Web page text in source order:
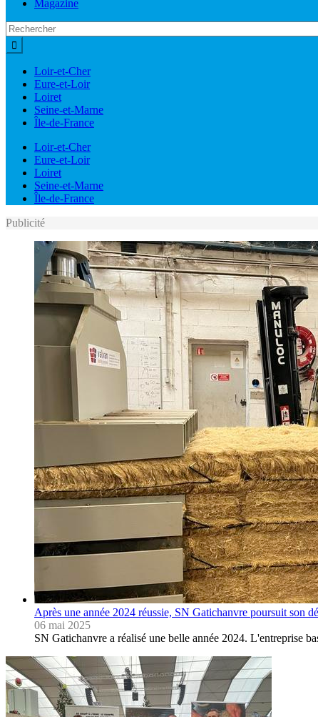
Magazine
Loir-et-Cher
Eure-et-Loir
Loiret
Seine-et-Marne
Île-de-France
Loir-et-Cher
Eure-et-Loir
Loiret
Seine-et-Marne
Île-de-France
Publicité
Après une année 2024 réussie, SN Gatichanvre poursuit son
06 mai 2025
SN Gatichanvre a réalisé une belle année 2024. L'entreprise